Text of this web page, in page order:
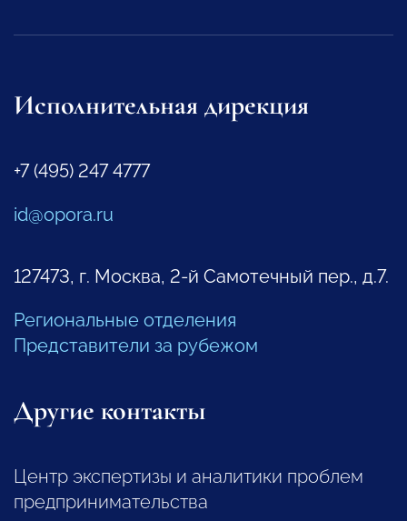
Исполнительная дирекция
+7 (495) 247 4777
id@opora.ru
127473, г. Москва, 2-й Самотечный пер., д.7.
Региональные отделения
Представители за рубежом
Другие контакты
Центр экспертизы и аналитики проблем
предпринимательства